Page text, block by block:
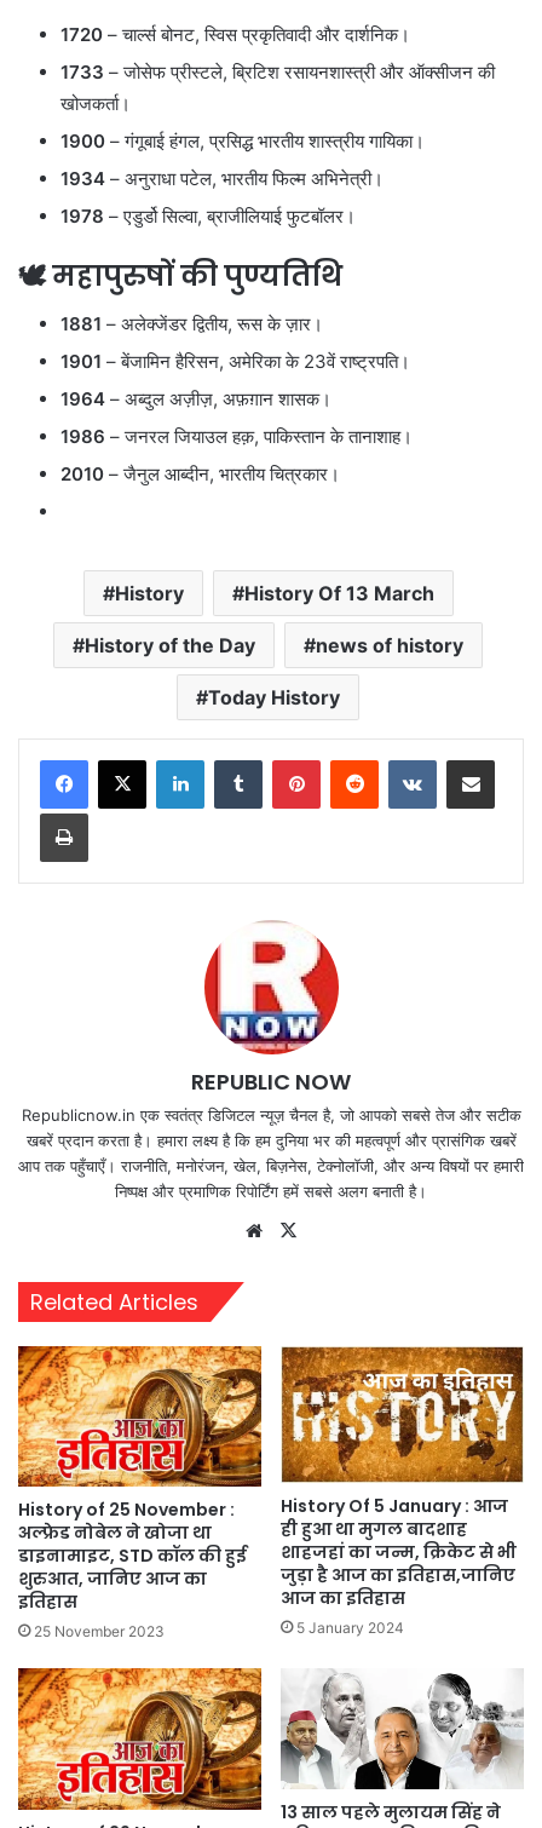
1720 – चार्ल्स बोनट, स्विस प्रकृतिवादी और दार्शनिक।
1733 – जोसेफ प्रीस्टले, ब्रिटिश रसायनशास्त्री और ऑक्सीजन की
खोजकर्ता।
1900 – गंगूबाई हंगल, प्रसिद्ध भारतीय शास्त्रीय गायिका।
1934 – अनुराधा पटेल, भारतीय फिल्म अभिनेत्री।
1978 – एडुर्डो सिल्वा, ब्राजीलियाई फुटबॉलर।
🕊️महापुरुषों की पुण्यतिथि
1881 – अलेक्जेंडर द्वितीय, रूस के ज़ार।
1901 – बेंजामिन हैरिसन, अमेरिका के 23वें राष्ट्रपति।
1964 – अब्दुल अज़ीज़, अफ़ग़ान शासक।
1986 – जनरल जियाउल हक़, पाकिस्तान के तानाशाह।
2010 – जैनुल आब्दीन, भारतीय चित्रकार।
History History Of 13 March
History of the Day news of history
Today History
LinkedInTumblr PinterestReddit VKontakteShare via Email
Print
REPUBLIC NOW
Republicnow.in एक स्वतंत्र डिजिटल न्यूज़ चैनल है, जो आपको सबसे तेज और सटीक
खबरें प्रदान करता है। हमारा लक्ष्य है कि हम दुनिया भर की महत्वपूर्ण और प्रासंगिक खबरें
आप तक पहुँचाएँ। राजनीति, मनोरंजन, खेल, बिज़नेस, टेक्नोलॉजी, और अन्य विषयों पर हमारी
निष्पक्ष और प्रमाणिक रिपोर्टिंग हमें सबसे अलग बनाती है।
Website
Related Articles
History of 25 November :
अल्फ्रेड नोबेल ने खोजा था
डाइनामाइट, STD कॉल की हुई
शुरुआत, जानिए आज का
इतिहास
25 November 2023
History Of 5 January : आज
ही हुआ था मुगल बादशाह
शाहजहां का जन्म, क्रिकेट से भी
जुड़ा है आज का इतिहास,जानिए
आज का इतिहास
5 January 2024
13 साल पहले मुलायम सिंह ने